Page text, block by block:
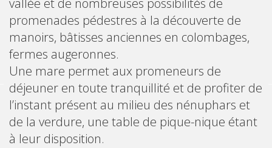
vallée et de nombreuses possibilités de
promenades pédestres à la découverte de
manoirs, bâtisses anciennes en colombages,
fermes augeronnes.
Une mare permet aux promeneurs de
déjeuner en toute tranquillité et de profiter de
l’instant présent au milieu des nénuphars et
de la verdure, une table de pique-nique étant
à leur disposition.